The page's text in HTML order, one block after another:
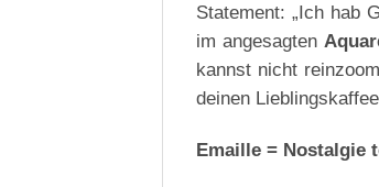
Statement: „Ich hab
im angesagten
kannst nicht
deinen
Emaille = Nostalgie